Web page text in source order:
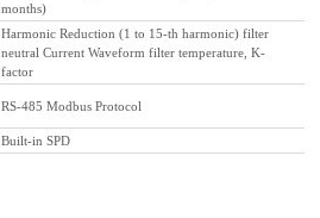
months)
Harmonic Reduction (1 to 15-th harmonic) filter
neutral Current Waveform filter temperature, K-
factor
RS-485 Modbus Protocol
Built-in SPD